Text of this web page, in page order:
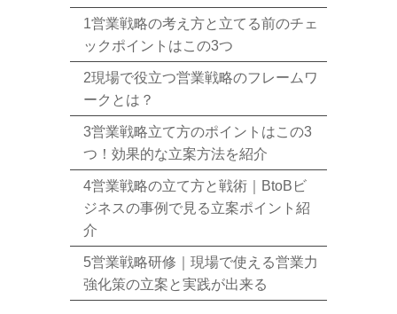
1営業戦略の考え方と立てる前のチェ
ックポイントはこの3つ
2現場で役立つ営業戦略のフレームワ
ークとは？
3営業戦略立て方のポイントはこの3
つ！効果的な立案方法を紹介
4営業戦略の立て方と戦術｜BtoBビ
ジネスの事例で見る立案ポイント紹
介
5営業戦略研修｜現場で使える営業力
強化策の立案と実践が出来る